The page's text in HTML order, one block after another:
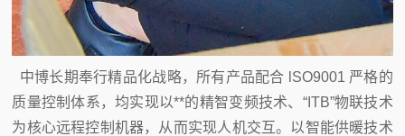
中博长期奉行精品化战略，所有产品配合 lSO9001 严格的
质量控制体系，均实现以**的精智变频技术、“ITB”物联技术
为核心远程控制机器，从而实现人机交互。以智能供暖技术